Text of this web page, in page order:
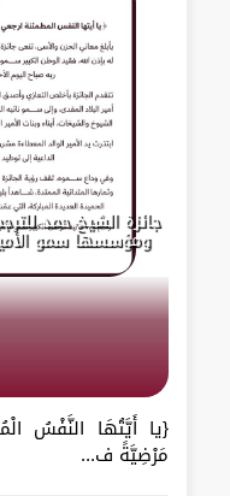
جائزة الشيخ حمد
ومؤسسها سمو
{يا أَيَّتُهَا النَّفْسُ
مَرْضِيَّةً ف...